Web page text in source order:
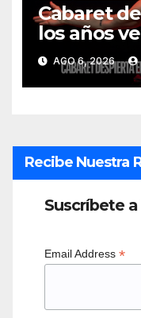
Cabaret
los años
AGO 6, 2026
Recibe Nuestra
Suscríbete
Email Address *